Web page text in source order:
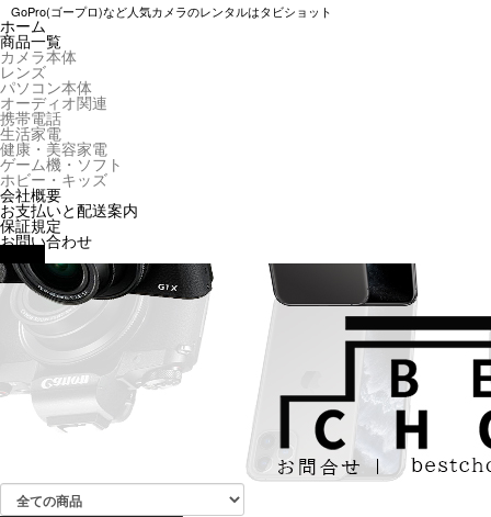
GoPro(ゴープロ)など人気カメラのレンタルはタビショット
ホーム
商品一覧
カメラ本体
レンズ
パソコン本体
オーディオ関連
携帯電話
生活家電
健康・美容家電
ゲーム機・ソフト
ホビー・キッズ
会社概要
お支払いと配送案内
保証規定
お問い合わせ